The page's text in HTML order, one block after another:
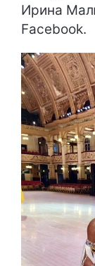
Ирина
Facebook.